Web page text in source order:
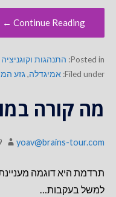
Continue Reading ←
Posted in: התנהגות וקוגניציה
Filed under: אמיגדלה,גזע
מה קורה
yoav@brains-tour.com
תרדמת היא דוגמה
למשל בעקבות…